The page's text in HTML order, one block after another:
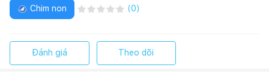
Chim non (0)
Đánh giá Theo dõi